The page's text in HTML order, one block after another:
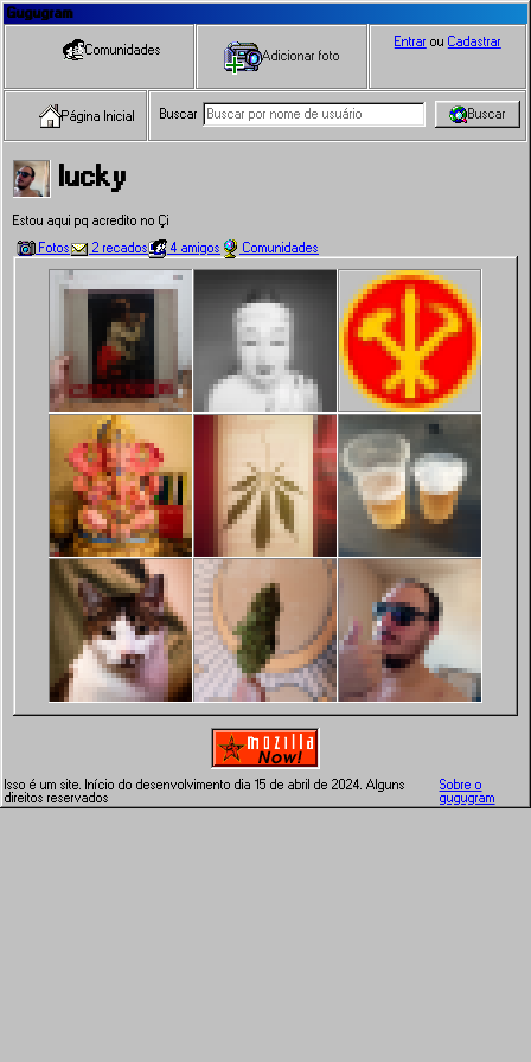
Gugugram
Página Inicial
Comunidades Adicionar foto
Buscar Buscar
Entrar ou Cadastrar
lucky
Estou aqui pq acredito no Çi
Fotos 2 recados 4 amigos Comunidades
Isso é um site. Início do desenvolvimento dia 15 de abril de 2024. Alguns
direitos reservados
Sobre o
gugugram